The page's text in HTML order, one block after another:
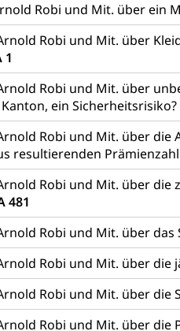
Robi und Mit. über ein
Robi und Mit. über
1
Robi und Mit. über
ein Sicherheitsrisiko?
Robi und Mit. über die
resultierenden
Robi und Mit. über die
481
Robi und Mit. über
Robi und Mit. über die
Robi und Mit. über die
Robi und Mit. über die
Kopfsteuer,
Liegenschaftssteuer,
Verkehrssteuer,
Schlichtungsstelle,
(Volksschulen)
SEG
vor Diskriminierung
Strafverfahren
Gerichtsverfahren,
Staatsanwaltschaft
Mündel,